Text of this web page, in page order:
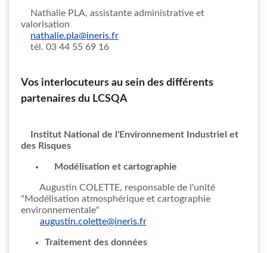
Nathalie PLA, assistante administrative et
valorisation
nathalie.pla@ineris.fr
tél. 03 44 55 69 16
Vos interlocuteurs au sein des différents
partenaires du LCSQA
Institut National de l'Environnement Industriel et
des Risques
Modélisation et cartographie
Augustin COLETTE, responsable de l'unité
"Modélisation atmosphérique et cartographie
environnementale"
augustin.colette@ineris.fr
Traitement des données